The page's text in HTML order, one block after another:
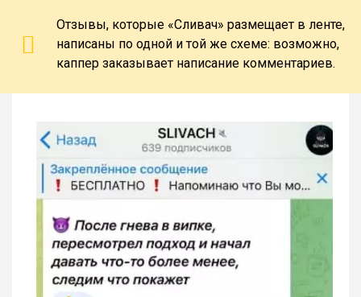
Отзывы, которые «Сливач» размещает в ленте,
написаны по одной и той же схеме: возможно,
каппер заказывает написание комментариев.